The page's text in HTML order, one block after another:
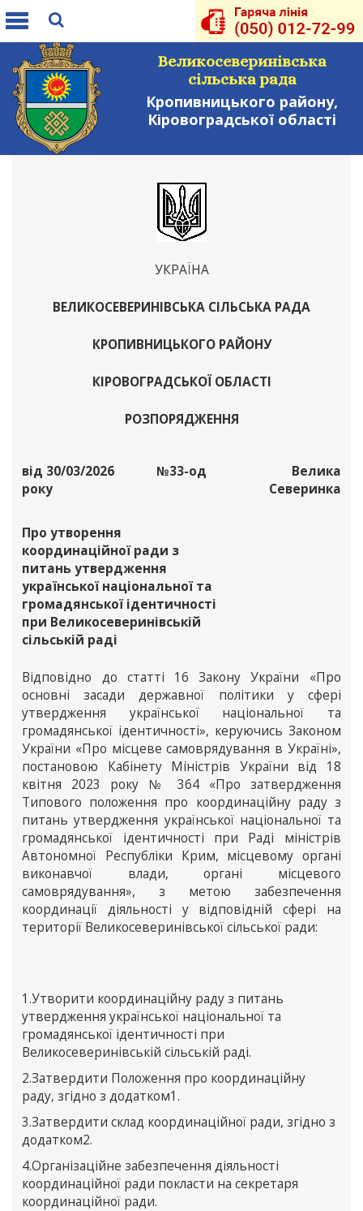
Toggle
Великосеверинівська
сільська рада
Кропивницького району,
Кіровоградської області
УКРАЇНА
ВЕЛИКОСЕВЕРИНІВСЬКА СІЛЬСЬКА РАДА
КРОПИВНИЦЬКОГО РАЙОНУ
КІРОВОГРАДСЬКОЇ ОБЛАСТІ
РОЗПОРЯДЖЕННЯ
від 30/03/2026
року
№33-од
Велика
Северинка
Про утворення
координаційної ради з
питань утвердження
української національної та
громадянської ідентичності
при Великосеверинівській
сільській раді
Відповідно до статті 16 Закону України «Про
основні засади державної політики у сфері
утвердження української національної та
громадянської ідентичності», керуючись Законом
України «Про місцеве самоврядування в Україні»,
постановою Кабінету Міністрів України від 18
квітня 2023 року № 364 «Про затвердження
Типового положення про координаційну раду з
питань утвердження української національної та
громадянської ідентичності при Раді міністрів
Автономної Республіки Крим, місцевому органі
виконавчої влади, органі місцевого
самоврядування», з метою забезпечення
координації діяльності у відповідній сфері на
території Великосеверинівської сільської ради:
1.Утворити координаційну раду з питань
утвердження української національної та
громадянської ідентичності при
Великосеверинівській сільській раді.
2.Затвердити Положення про координаційну
раду, згідно з додатком1.
3.Затвердити склад координаційної ради, згідно з
додатком2.
4.Організаційне забезпечення діяльності
координаційної ради покласти на секретаря
координаційної ради.